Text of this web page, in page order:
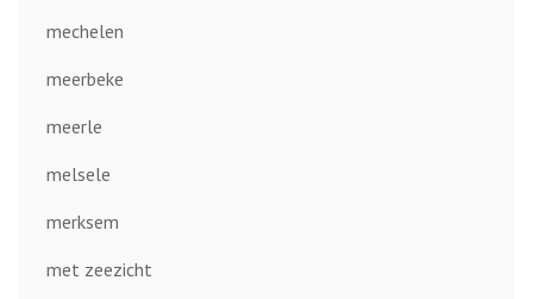
mechelen
meerbeke
meerle
melsele
merksem
met zeezicht